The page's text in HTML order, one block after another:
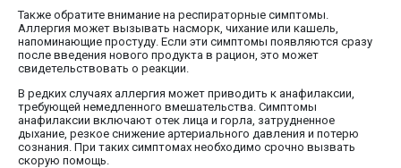
Также обратите внимание на респираторные симптомы.
Аллергия может вызывать насморк, чихание или кашель,
напоминающие простуду. Если эти симптомы появляются сразу
после введения нового продукта в рацион, это может
свидетельствовать о реакции.
В редких случаях аллергия может приводить к анафилаксии,
требующей немедленного вмешательства. Симптомы
анафилаксии включают отек лица и горла, затрудненное
дыхание, резкое снижение артериального давления и потерю
сознания. При таких симптомах необходимо срочно вызвать
скорую помощь.